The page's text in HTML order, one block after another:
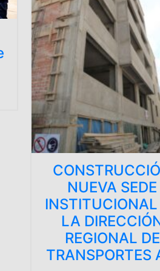
DIRECCIÓN
REGIONAL DE
TRANSPORTES
APURÍMAC.
agosto 31, 2020